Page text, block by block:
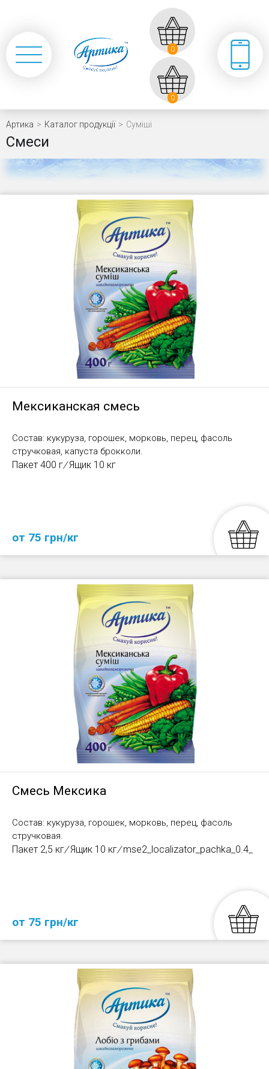
0
0
Артика > Каталог продукції > Суміші
Смеси
Мексиканская смесь
Состав: кукуруза, горошек, морковь, перец, фасоль
стручковая, капуста брокколи.
Пакет 400 г/Ящик 10 кг
от 75 грн/кг
Смесь Мексика
Состав: кукуруза, горошек, морковь, перец, фасоль
стручковая.
Пакет 2,5 кг/Ящик 10 кг/mse2_localizator_pachka_0.4_
от 75 грн/кг